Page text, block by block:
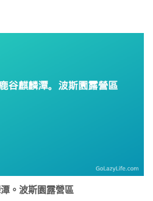
。波斯園露營區